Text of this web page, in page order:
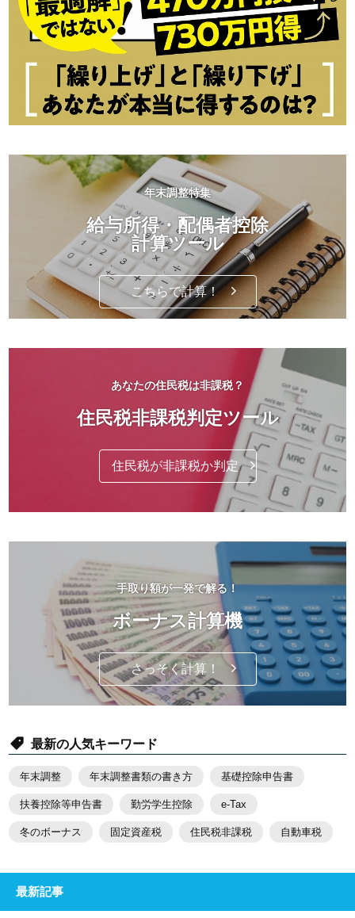
年末調整特集
給与所得・配偶者控除
計算ツール
こちらで計算！
あなたの住民税は非課税？
住民税非課税判定ツール
住民税が非課税か判定
手取り額が一発で解る！
ボーナス計算機
さっそく計算！
最新の人気キーワード
年末調整 年末調整書類の書き方 基礎控除申告書
扶養控除等申告書 勤労学生控除 e-Tax
冬のボーナス 固定資産税 住民税非課税 自動車税
最新記事